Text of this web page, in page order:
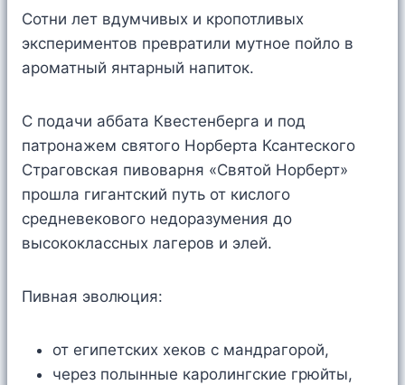
Сотни лет вдумчивых и кропотливых
экспериментов превратили мутное пойло в
ароматный янтарный напиток.
С подачи аббата Квестенберга и под
патронажем святого Норберта Ксантеского
Страговская пивоварня «Святой Норберт»
прошла гигантский путь от кислого
средневекового недоразумения до
высококлассных лагеров и элей.
Пивная эволюция:
от египетских хеков с мандрагорой,
через полынные каролингские грюйты,